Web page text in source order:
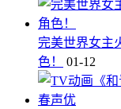
完美世界女主
色！
01-12